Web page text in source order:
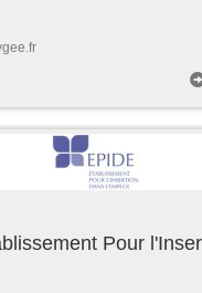
Pour